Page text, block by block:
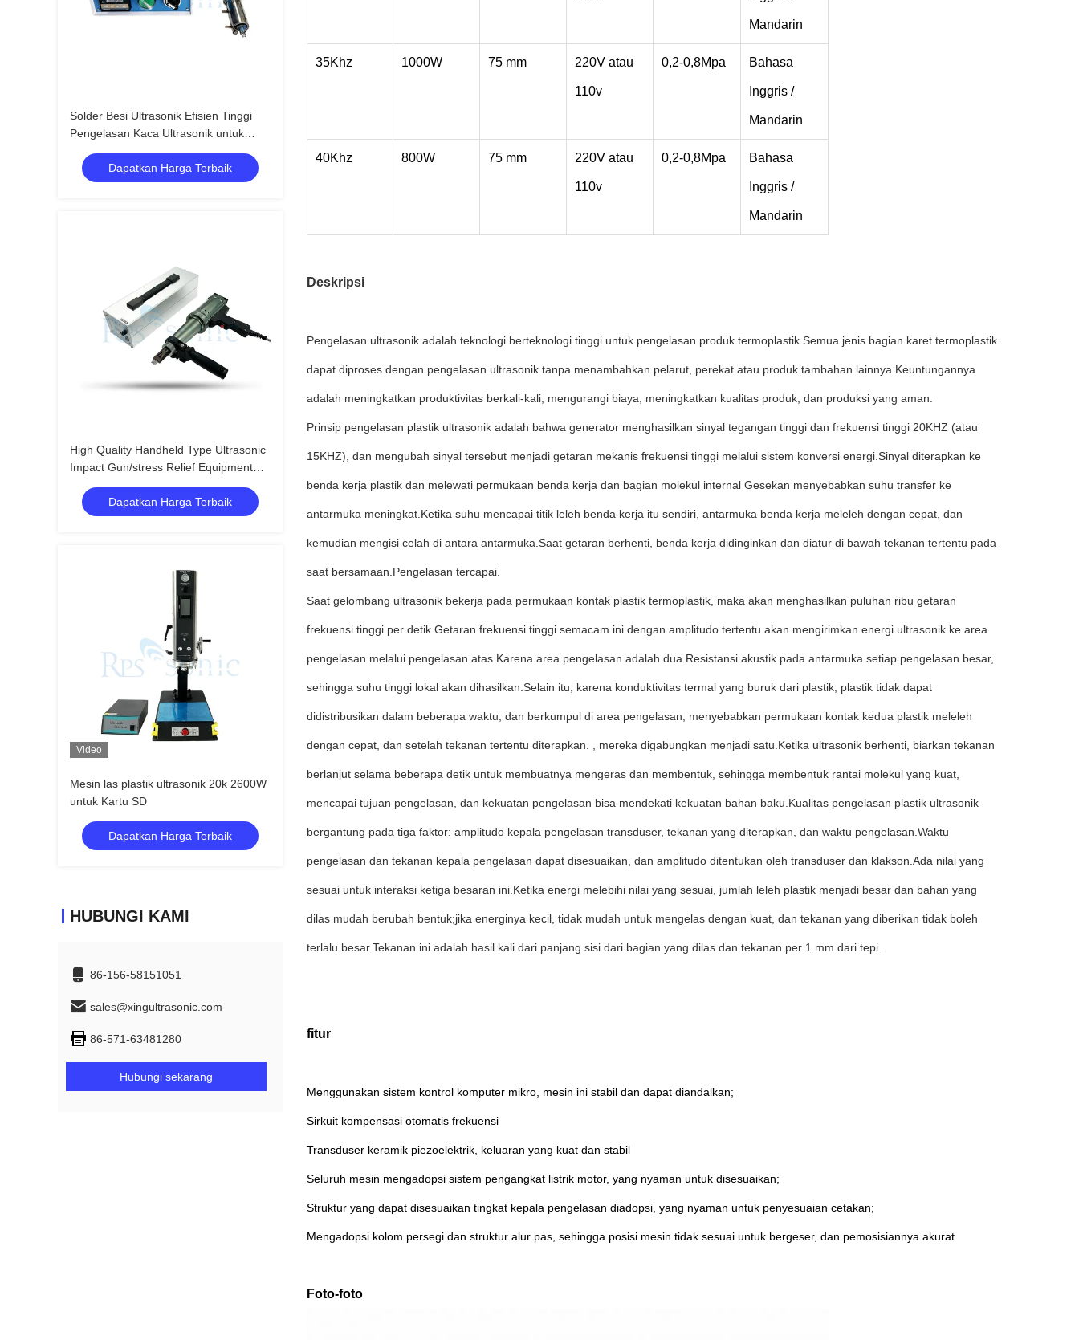
Solder Besi Ultrasonik Efisien Tinggi
Pengelasan Kaca Ultrasonik untuk
Industri Konstruksi
Dapatkan Harga Terbaik
High Quality Handheld Type Ultrasonic
Impact Gun/stress Relief Equipment
Ultrasonic Impact Treatment
Dapatkan Harga Terbaik
Video
Mesin las plastik ultrasonik 20k 2600W
untuk Kartu SD
Dapatkan Harga Terbaik
HUBUNGI KAMI
86-156-58151051
sales@xingultrasonic.com
86-571-63481280
Hubungi sekarang
Mandarin
35Khz 1000W 75 mm 220V atau
110v
0,2-0,8Mpa Bahasa
Inggris /
Mandarin
40Khz 800W 75 mm 220V atau
110v
0,2-0,8Mpa Bahasa
Inggris /
Mandarin
Deskripsi
Pengelasan ultrasonik adalah teknologi berteknologi tinggi untuk pengelasan produk termoplastik.Semua jenis bagian karet termoplastik
dapat diproses dengan pengelasan ultrasonik tanpa menambahkan pelarut, perekat atau produk tambahan lainnya.Keuntungannya
adalah meningkatkan produktivitas berkali-kali, mengurangi biaya, meningkatkan kualitas produk, dan produksi yang aman.
Prinsip pengelasan plastik ultrasonik adalah bahwa generator menghasilkan sinyal tegangan tinggi dan frekuensi tinggi 20KHZ (atau
15KHZ), dan mengubah sinyal tersebut menjadi getaran mekanis frekuensi tinggi melalui sistem konversi energi.Sinyal diterapkan ke
benda kerja plastik dan melewati permukaan benda kerja dan bagian molekul internal Gesekan menyebabkan suhu transfer ke
antarmuka meningkat.Ketika suhu mencapai titik leleh benda kerja itu sendiri, antarmuka benda kerja meleleh dengan cepat, dan
kemudian mengisi celah di antara antarmuka.Saat getaran berhenti, benda kerja didinginkan dan diatur di bawah tekanan tertentu pada
saat bersamaan.Pengelasan tercapai.
Saat gelombang ultrasonik bekerja pada permukaan kontak plastik termoplastik, maka akan menghasilkan puluhan ribu getaran
frekuensi tinggi per detik.Getaran frekuensi tinggi semacam ini dengan amplitudo tertentu akan mengirimkan energi ultrasonik ke area
pengelasan melalui pengelasan atas.Karena area pengelasan adalah dua Resistansi akustik pada antarmuka setiap pengelasan besar,
sehingga suhu tinggi lokal akan dihasilkan.Selain itu, karena konduktivitas termal yang buruk dari plastik, plastik tidak dapat
didistribusikan dalam beberapa waktu, dan berkumpul di area pengelasan, menyebabkan permukaan kontak kedua plastik meleleh
dengan cepat, dan setelah tekanan tertentu diterapkan. , mereka digabungkan menjadi satu.Ketika ultrasonik berhenti, biarkan tekanan
berlanjut selama beberapa detik untuk membuatnya mengeras dan membentuk, sehingga membentuk rantai molekul yang kuat,
mencapai tujuan pengelasan, dan kekuatan pengelasan bisa mendekati kekuatan bahan baku.Kualitas pengelasan plastik ultrasonik
bergantung pada tiga faktor: amplitudo kepala pengelasan transduser, tekanan yang diterapkan, dan waktu pengelasan.Waktu
pengelasan dan tekanan kepala pengelasan dapat disesuaikan, dan amplitudo ditentukan oleh transduser dan klakson.Ada nilai yang
sesuai untuk interaksi ketiga besaran ini.Ketika energi melebihi nilai yang sesuai, jumlah leleh plastik menjadi besar dan bahan yang
dilas mudah berubah bentuk;jika energinya kecil, tidak mudah untuk mengelas dengan kuat, dan tekanan yang diberikan tidak boleh
terlalu besar.Tekanan ini adalah hasil kali dari panjang sisi dari bagian yang dilas dan tekanan per 1 mm dari tepi.
fitur
Menggunakan sistem kontrol komputer mikro, mesin ini stabil dan dapat diandalkan;
Sirkuit kompensasi otomatis frekuensi
Transduser keramik piezoelektrik, keluaran yang kuat dan stabil
Seluruh mesin mengadopsi sistem pengangkat listrik motor, yang nyaman untuk disesuaikan;
Struktur yang dapat disesuaikan tingkat kepala pengelasan diadopsi, yang nyaman untuk penyesuaian cetakan;
Mengadopsi kolom persegi dan struktur alur pas, sehingga posisi mesin tidak sesuai untuk bergeser, dan pemosisiannya akurat
Foto-foto